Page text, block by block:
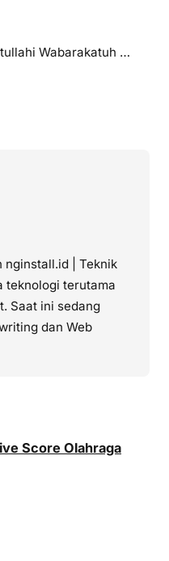
Wabarakatuh …
nginstall.id | Teknik
teknologi terutama
Saat ini sedang
dan Web
Score Olahraga